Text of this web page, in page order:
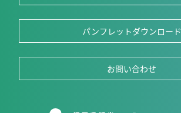
パンフレットダウンロード
お問い合わせ